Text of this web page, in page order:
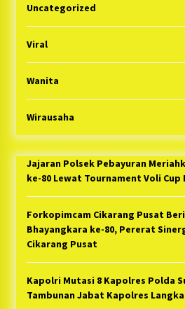
Uncategorized
Viral
Wanita
Wirausaha
Jajaran Polsek Pebayuran
ke-80 Lewat Tournament Voli
Forkopimcam Cikarang Pusat
Bhayangkara ke-80, Pererat
Cikarang Pusat
Kapolri Mutasi 8 Kapolres Polda
Tambunan Jabat Kapolres